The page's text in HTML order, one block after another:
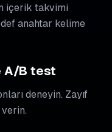
içerik takvimi
anahtar kelime
A/B test
deneyin. Zayıf